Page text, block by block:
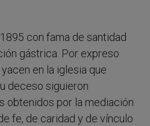
con fama de santidad
gástrica. Por expreso
en la iglesia que
deceso siguieron
obtenidos por la mediación
fe, de caridad y de vínculo